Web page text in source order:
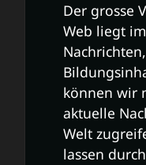
Der grosse
Web liegt
können wir
aktuelle
Welt
lassen